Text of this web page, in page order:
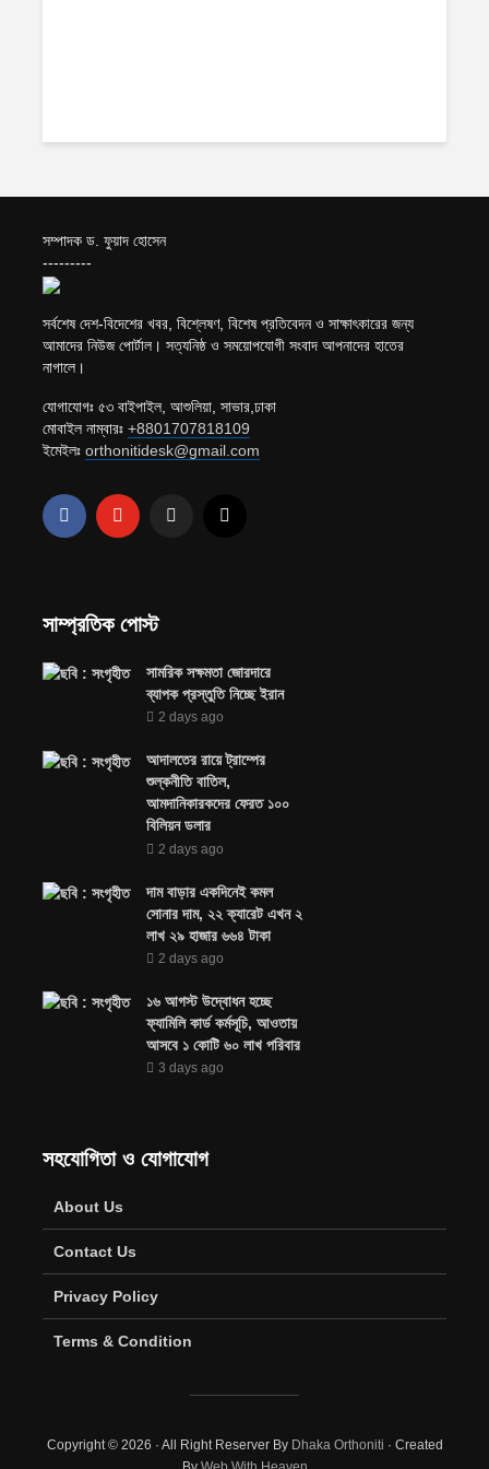
সম্পাদক ড. ফুয়াদ হোসেন
---------
সর্বশেষ দেশ-বিদেশের খবর, বিশ্লেষণ, বিশেষ প্রতিবেদন ও সাক্ষাৎকারের জন্য
আমাদের নিউজ পোর্টাল। সত্যনিষ্ঠ ও সময়োপযোগী সংবাদ আপনাদের হাতের
নাগালে।
যোগাযোগঃ ৫৩ বাইপাইল, আশুলিয়া, সাভার,ঢাকা
মোবাইল নাম্বারঃ +8801707818109
ইমেইলঃ orthonitidesk@gmail.com
সাম্প্রতিক পোস্ট
সামরিক সক্ষমতা জোরদারে
ব্যাপক প্রস্তুতি নিচ্ছে ইরান
2 days ago
আদালতের রায়ে ট্রাম্পের
শুল্কনীতি বাতিল,
আমদানিকারকদের ফেরত ১০০
বিলিয়ন ডলার
2 days ago
দাম বাড়ার একদিনেই কমল
সোনার দাম, ২২ ক্যারেট এখন ২
লাখ ২৯ হাজার ৬৬৪ টাকা
2 days ago
১৬ আগস্ট উদ্বোধন হচ্ছে
ফ্যামিলি কার্ড কর্মসূচি, আওতায়
আসবে ১ কোটি ৬০ লাখ পরিবার
3 days ago
সহযোগিতা ও যোগাযোগ
About Us
Contact Us
Privacy Policy
Terms & Condition
Copyright © 2026 · All Right Reserver By Dhaka Orthoniti · Created